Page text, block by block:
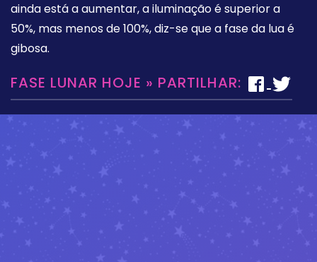
ainda está a aumentar, a iluminação é superior a
50%, mas menos de 100%, diz-se que a fase da lua é
gibosa.
FASE LUNAR HOJE » PARTILHAR: